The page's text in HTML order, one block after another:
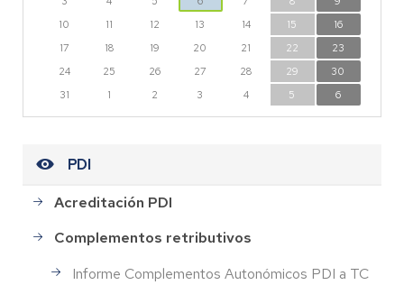
10
11 12 13 14 15
16
17
18 19 20 21 22
23
24
25 26 27 28 29
30
31
1 2 3 4 5 6
PDI
Acreditación PDI
Complementos retributivos
Informe Complementos Autonómicos PDI a TC